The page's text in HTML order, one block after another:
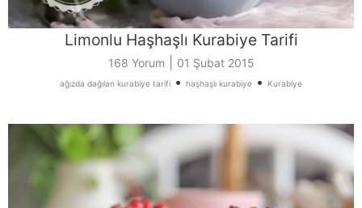
Limonlu Haşhaşlı Kurabiye Tarifi
168 Yorum 01 Şubat 2015
ağızda dağılan kurabiye tarifi • haşhaşlı kurabiye • Kurabiye